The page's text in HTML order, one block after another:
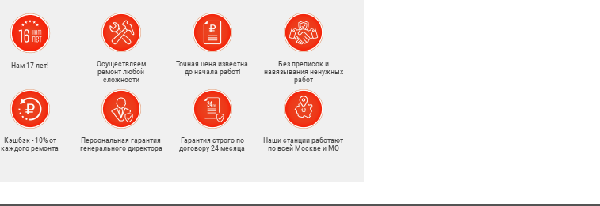
Нам 17 лет!
Осуществляем
ремонт любой
сложности
Точная цена известна
до начала работ!
Без преписок и
навязывания ненужных
работ
Кэшбэк - 10% от
каждого ремонта
Персональная гарантия
генерального директора
Гарантия строго по
договору 24 месяца
Наши станции работают
по всей Москве и МО